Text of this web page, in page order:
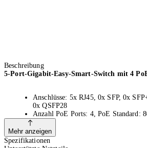
Beschreibung
5-Port-Gigabit-Easy-Smart-Switch mit 4
Anschlüsse: 5x RJ45, 0x SFP, 0x
0x QSFP28
Anzahl PoE Ports: 4, PoE Standard:
PoE Budget: 65 W
Montage: Desktop
5x 10/100/1000Mbps RJ45-Ports,
Mehr anzeigen
Spezifikationen